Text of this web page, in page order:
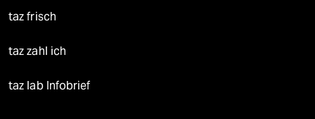
taz frisch
taz zahl ich
taz lab Infobrief